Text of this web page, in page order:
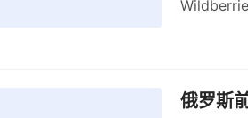
俄罗斯